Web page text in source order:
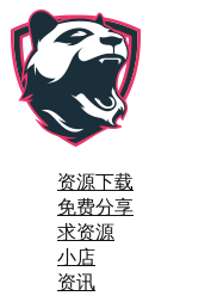
资源下载
免费分享
求资源
小店
资讯